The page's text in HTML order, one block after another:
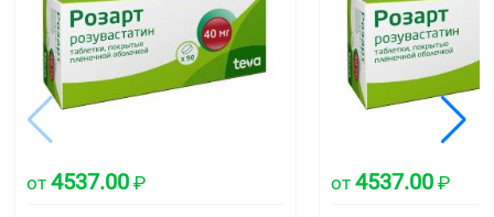
от 4537.00 ₽ от4537.00 ₽